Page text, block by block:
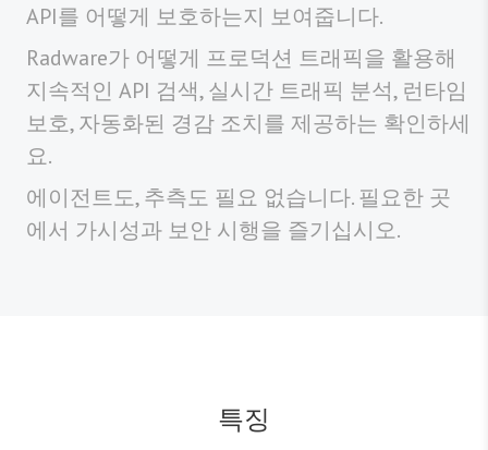
API를 어떻게 보호하는지 보여줍니다.
Radware가 어떻게 프로덕션 트래픽을 활용해
지속적인 API 검색, 실시간 트래픽 분석, 런타임
보호, 자동화된 경감 조치를 제공하는 확인하세
요.
에이전트도, 추측도 필요 없습니다. 필요한 곳
에서 가시성과 보안 시행을 즐기십시오.
특징